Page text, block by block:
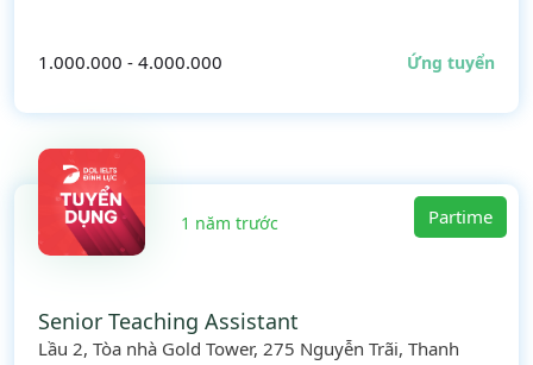
1.000.000 - 4.000.000 Ứng tuyển
1 năm trước Partime
Senior Teaching Assistant
Lầu 2, Tòa nhà Gold Tower, 275 Nguyễn Trãi, Thanh